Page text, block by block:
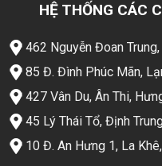
HỆ THỐNG CÁC
462 Nguyễn Đoan
85 Đ. Đình Phúc Mãn,
427 Vân Du, Ân Thi,
45 Lý Thái Tổ, Định
10 Đ. An Hưng 1, La